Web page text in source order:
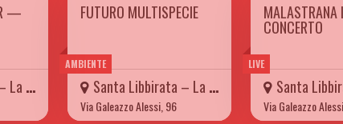
—
AMBIENTE
FUTURO MULTISPECIE
Santa Libbirata – La Carretteria
Via Galeazzo Alessi, 96
LIVE
MALASTRANA
CONCERTO
Santa Libbirata –
Via Galeazzo